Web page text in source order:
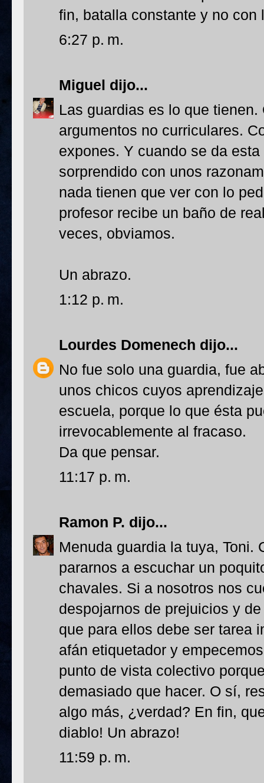
fin, batalla constante y no con
6:27 p. m.
Miguel dijo...
Las guardias es lo que
argumentos no curriculares.
expones. Y cuando se da
sorprendido con unos
nada tienen que ver con lo
profesor recibe un baño de
veces, obviamos.
Un abrazo.
1:12 p. m.
Lourdes Domenech dijo...
No fue solo una guardia, fue
unos chicos cuyos
escuela, porque lo que ésta
irrevocablemente al fracaso.
Da que pensar.
11:17 p. m.
Ramon P. dijo...
Menuda guardia la tuya, Toni.
pararnos a escuchar un
chavales. Si a nosotros nos
despojarnos de prejuicios y
que para ellos debe ser tarea
afán etiquetador y
punto de vista colectivo
demasiado que hacer. O sí,
algo más, ¿verdad? En fin,
diablo! Un abrazo!
11:59 p. m.